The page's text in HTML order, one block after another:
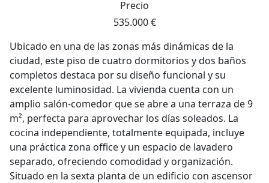
Precio
535.000 €
Ubicado en una de las zonas más dinámicas de la
ciudad, este piso de cuatro dormitorios y dos baños
completos destaca por su diseño funcional y su
excelente luminosidad. La vivienda cuenta con un
amplio salón-comedor que se abre a una terraza de 9
m², perfecta para aprovechar los días soleados. La
cocina independiente, totalmente equipada, incluye
una práctica zona office y un espacio de lavadero
separado, ofreciendo comodidad y organización.
Situado en la sexta planta de un edificio con ascensor